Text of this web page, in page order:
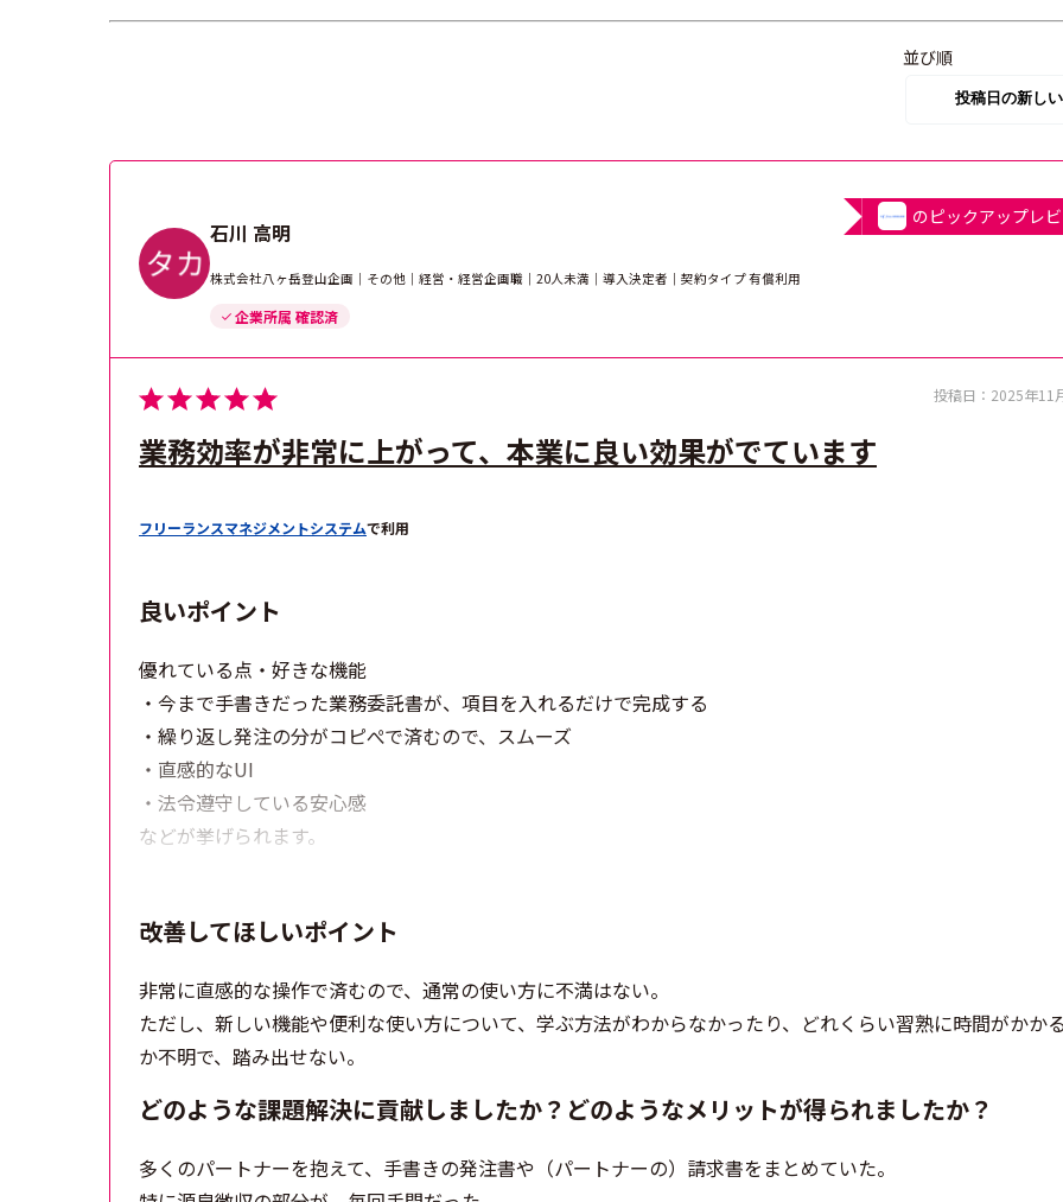
並び順
のピックアップレ
石川 高明
株式会社八ヶ岳登山企画｜その他｜経営・経営企画職｜20人未満｜導入決定者｜契約タイプ 有償利用
企業所属 確認済
投稿日： 2025年11
業務効率が非常に上がって、本業に良い効果がでています
フリーランスマネジメントシステムで利用
良いポイント
優れている点・好きな機能
・今まで手書きだった業務委託書が、項目を入れるだけで完成する
・繰り返し発注の分がコピぺで済むので、スムーズ
・直感的なUI
・法令遵守している安心感
などが挙げられます。
改善してほしいポイント
非常に直感的な操作で済むので、通常の使い方に不満はない。
ただし、新しい機能や便利な使い方について、学ぶ方法がわからなかったり、どれくらい習熟に時間がかか
か不明で、踏み出せない。
どのような課題解決に貢献しましたか？どのようなメリットが得られましたか？
多くのパートナーを抱えて、手書きの発注書や（パートナーの）請求書をまとめていた。